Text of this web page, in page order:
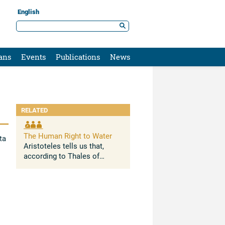
English
Events Publications News
RELATED
The Human Right to Water
Aristoteles tells us that,
according to Thales of